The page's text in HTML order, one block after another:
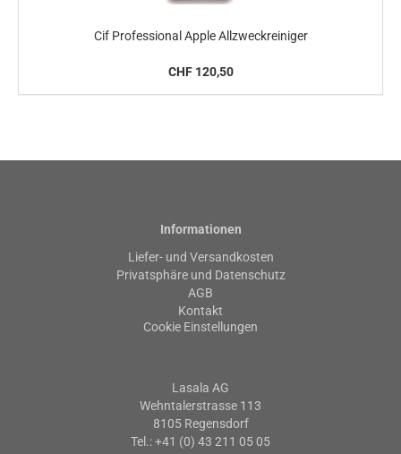
Cif Professional Apple Allzweckreiniger
CHF 120,50
Informationen
Liefer- und Versandkosten
Privatsphäre und Datenschutz
AGB
Kontakt
Cookie Einstellungen
Lasala AG
Wehntalerstrasse 113
8105 Regensdorf
Tel.: +41 (0) 43 211 05 05